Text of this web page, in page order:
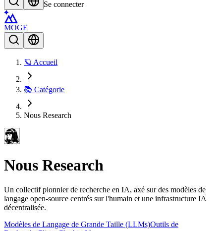
Se connecter
MOGE
🪐 Accueil
📚 Catégorie
Nous Research
Nous Research
Un collectif pionnier de recherche en IA, axé sur des modèles de
langage open-source centrés sur l'humain et une infrastructure IA
décentralisée.
Modèles de Langage de Grande Taille (LLMs)Outils de